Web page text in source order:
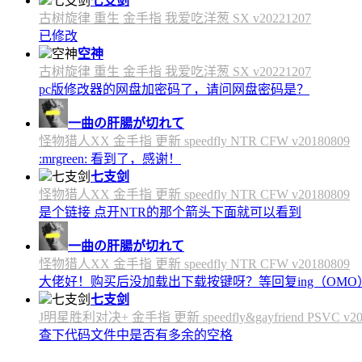
古树旋律 重生 金手指 我爱吃洋葱 SX v20221207
已修改
空神
古树旋律 重生 金手指 我爱吃洋葱 SX v20221207
pc版修改器的网盘加密码了，请问网盘密码是？
一曲の肝腸が切れて
怪物猎人XX 金手指 更新 speedfly NTR CFW v20180809
:mrgreen: 看到了，感谢！
七支剑
怪物猎人XX 金手指 更新 speedfly NTR CFW v20180809
是个链接 点开NTR的那个箭头下面就可以看到
一曲の肝腸が切れて
怪物猎人XX 金手指 更新 speedfly NTR CFW v20180809
大佬好！购买后没加载出下载按键呀？等回复ing（OMO
七支剑
J明星胜利对决+ 金手指 更新 speedfly&gayfriend PSVC
查下代码文件中是否有多余的空格